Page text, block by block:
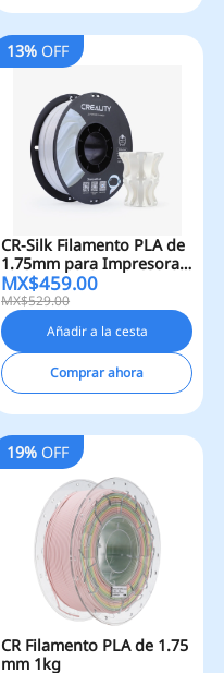
13%OFF
CR-Silk Filamento PLA de
1.75mm para Impresora
3D, 1kg
MX$459.00
MX$529.00
Añadir a la cesta
Comprar ahora
19%OFF
CR Filamento PLA de 1.75
mm 1kg